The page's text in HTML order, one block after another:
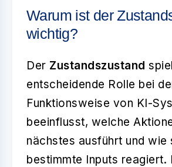
Warum ist der
wichtig?
Der Zustandszustand
entscheidende Rolle bei
Funktionsweise von KI-
beeinflusst, welche
nächstes ausführt und wie
bestimmte Inputs reagiert.